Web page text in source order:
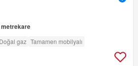
metrekare
Doğal gaz Tamamen mobilyalı